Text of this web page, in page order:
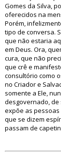
Gomes da Silva,
oferecidos na
Porém,
tipo de conversa.
que não estaria
em Deus. Ora,
cura, que não
que crê e
consultório como
no Criador e
somente a Ele,
desgovernado, de
expõe as
que se dizem
passam de